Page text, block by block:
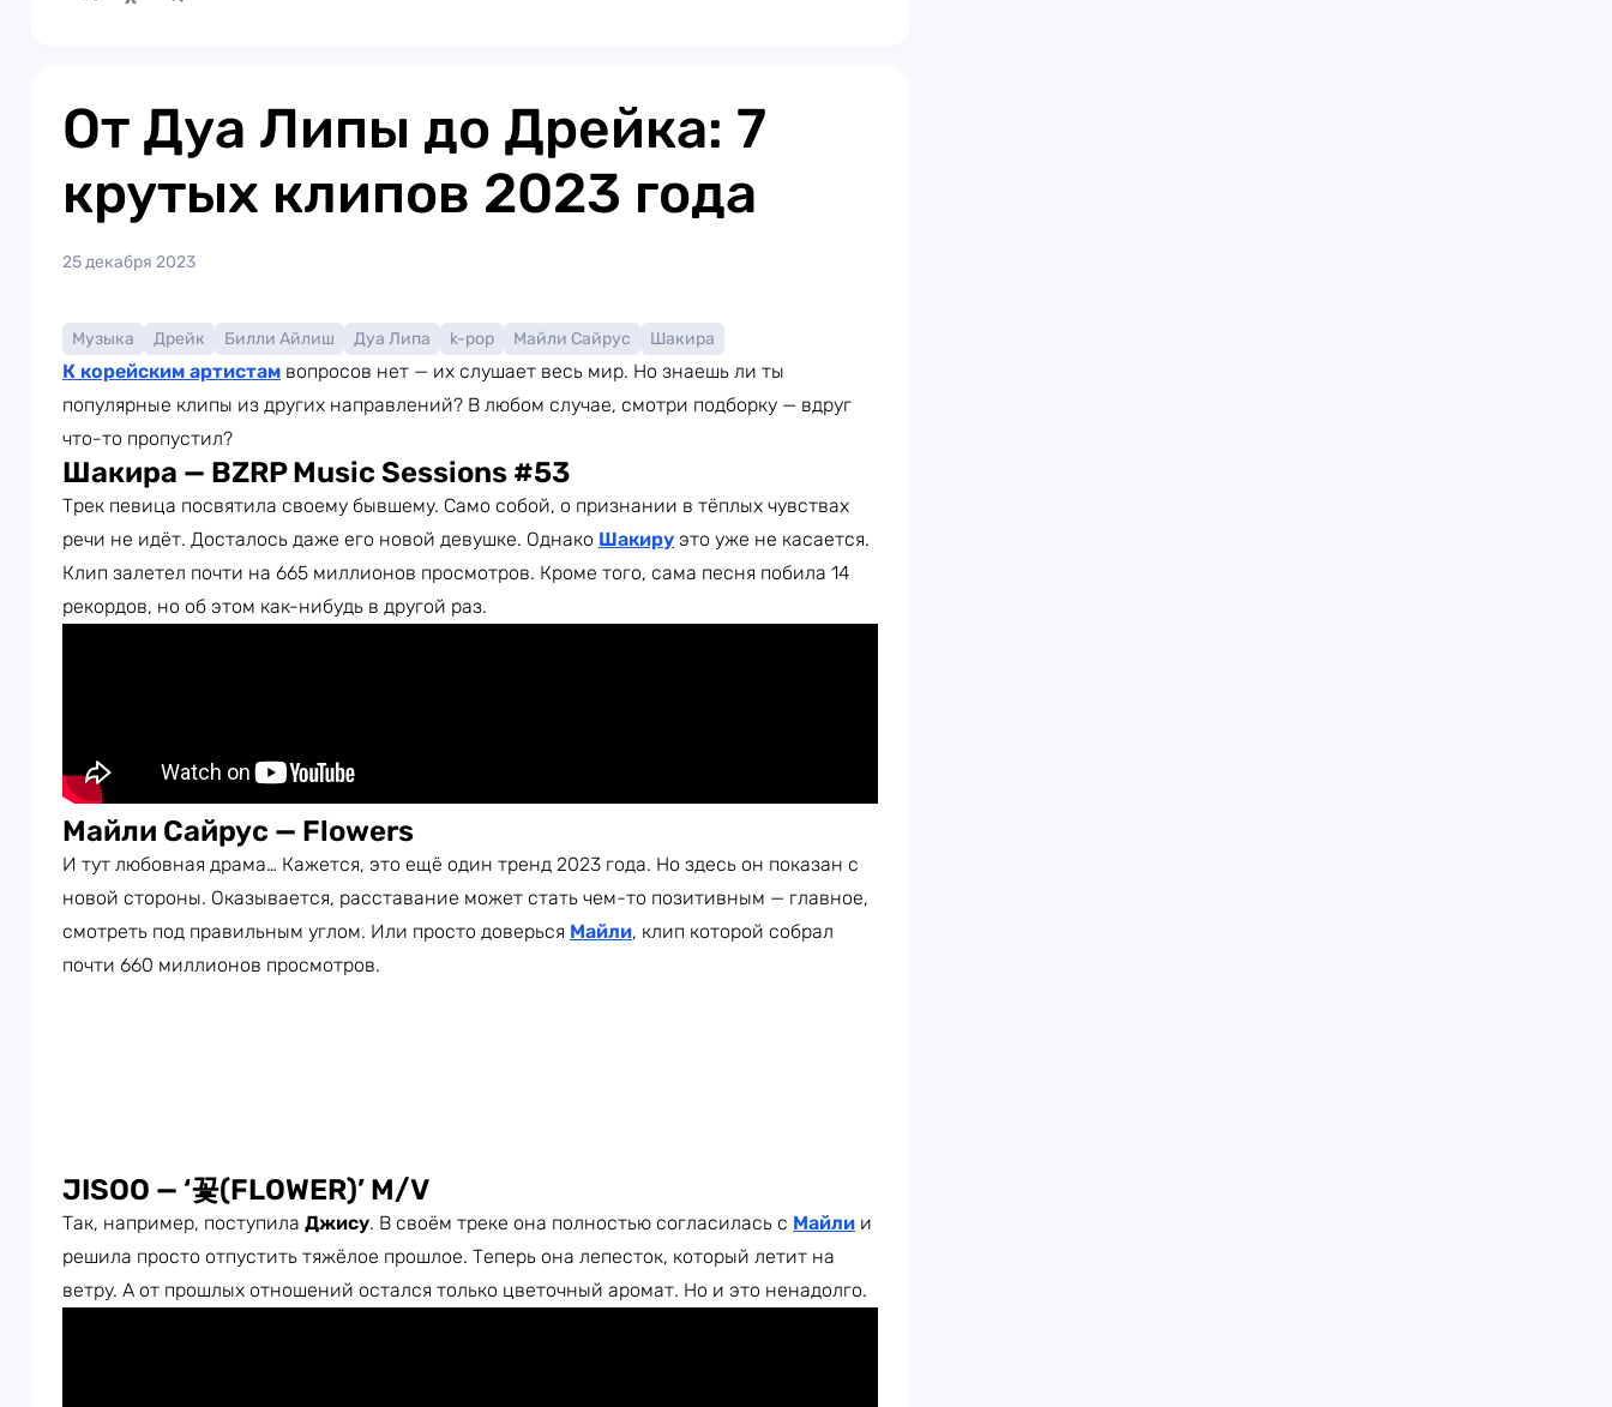
От Дуа Липы до Дрейка: 7
крутых клипов 2023 года
25 декабря 2023
Музыка Дрейк Билли Айлиш Дуа Липа k-pop Майли Сайрус Шакира
К корейским артистам вопросов нет — их слушает весь мир. Но знаешь ли ты
популярные клипы из других направлений? В любом случае, смотри подборку — вдруг
что-то пропустил?
Шакира — BZRP Music Sessions #53
Трек певица посвятила своему бывшему. Само собой, о признании в тёплых чувствах
речи не идёт. Досталось даже его новой девушке. Однако Шакиру это уже не касается.
Клип залетел почти на 665 миллионов просмотров. Кроме того, сама песня побила 14
рекордов, но об этом как-нибудь в другой раз.
Майли Сайрус — Flowers
И тут любовная драма… Кажется, это ещё один тренд 2023 года. Но здесь он показан с
новой стороны. Оказывается, расставание может стать чем-то позитивным — главное,
смотреть под правильным углом. Или просто доверься Майли, клип которой собрал
почти 660 миллионов просмотров.
JISOO — ‘꽃(FLOWER)’ M/V
Так, например, поступила Джису. В своём треке она полностью согласилась с Майли и
решила просто отпустить тяжёлое прошлое. Теперь она лепесток, который летит на
ветру. А от прошлых отношений остался только цветочный аромат. Но и это ненадолго.